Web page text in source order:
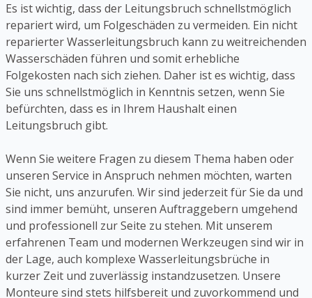
Es ist wichtig, dass der Leitungsbruch schnellstmöglich
repariert wird, um Folgeschäden zu vermeiden. Ein nicht
reparierter Wasserleitungsbruch kann zu weitreichenden
Wasserschäden führen und somit erhebliche
Folgekosten nach sich ziehen. Daher ist es wichtig, dass
Sie uns schnellstmöglich in Kenntnis setzen, wenn Sie
befürchten, dass es in Ihrem Haushalt einen
Leitungsbruch gibt.
Wenn Sie weitere Fragen zu diesem Thema haben oder
unseren Service in Anspruch nehmen möchten, warten
Sie nicht, uns anzurufen. Wir sind jederzeit für Sie da und
sind immer bemüht, unseren Auftraggebern umgehend
und professionell zur Seite zu stehen. Mit unserem
erfahrenen Team und modernen Werkzeugen sind wir in
der Lage, auch komplexe Wasserleitungsbrüche in
kurzer Zeit und zuverlässig instandzusetzen. Unsere
Monteure sind stets hilfsbereit und zuvorkommend und